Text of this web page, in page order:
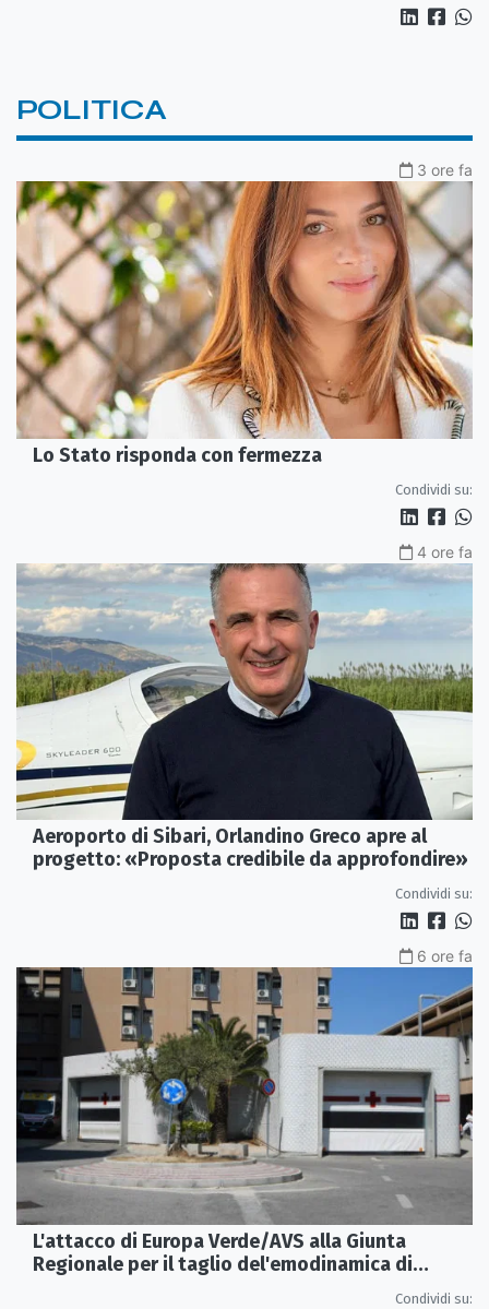
POLITICA
3 ore fa
Lo Stato risponda con fermezza
Condividi su:
4 ore fa
Aeroporto di Sibari, Orlandino Greco apre al
progetto: «Proposta credibile da approfondire»
Condividi su:
6 ore fa
L'attacco di Europa Verde/AVS alla Giunta
Regionale per il taglio del'emodinamica di
Condividi su: